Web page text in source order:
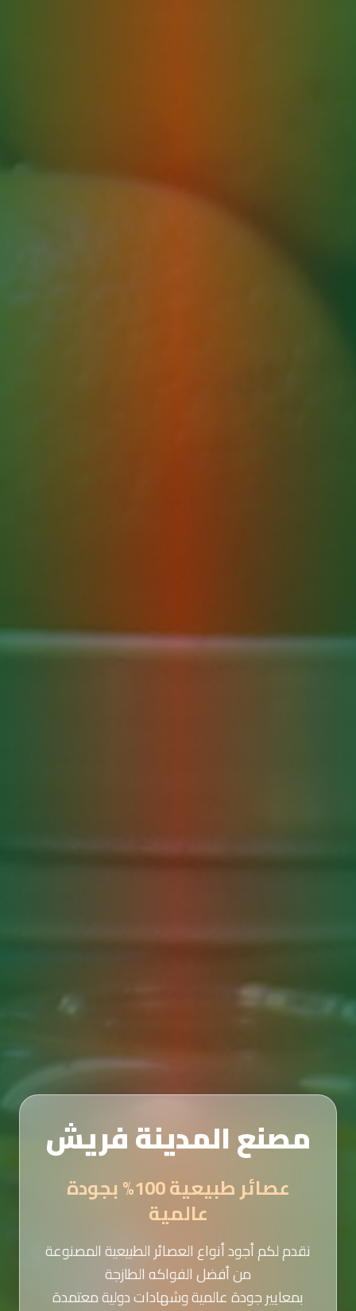
مصنع المدينة فريش
عصائر طبيعية 100% بجودة
عالمية
نقدم لكم أجود أنواع العصائر الطبيعية المصنوعة
من أفضل الفواكه الطازجة
بمعايير جودة عالمية وشهادات دولية معتمدة